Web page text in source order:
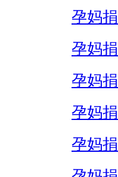
孕妈
孕妈
孕妈
孕妈
孕妈